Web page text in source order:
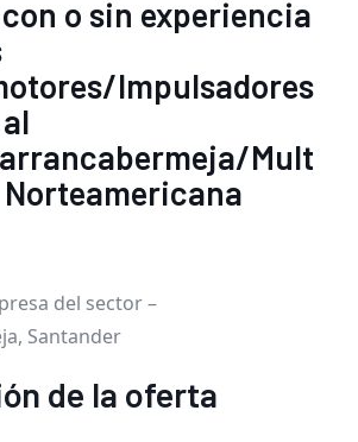
o sin experiencia
Impulsadores
Mult
del sector –
Santander
de la oferta